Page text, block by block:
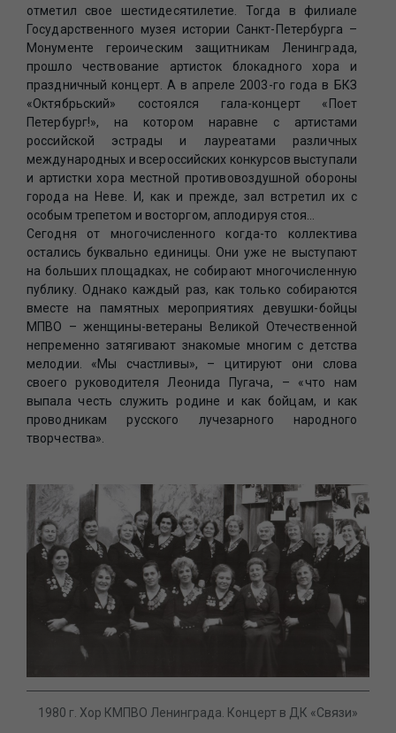
отметил свое шестидесятилетие. Тогда в филиале
Государственного музея истории Санкт-Петербурга –
Монументе героическим защитникам Ленинграда,
прошло чествование артисток блокадного хора и
праздничный концерт. А в апреле 2003-го года в БКЗ
«Октябрьский» состоялся гала-концерт «Поет
Петербург!», на котором наравне с артистами
российской эстрады и лауреатами различных
международных и всероссийских конкурсов выступали
и артистки хора местной противовоздушной обороны
города на Неве. И, как и прежде, зал встретил их с
особым трепетом и восторгом, аплодируя стоя…
Сегодня от многочисленного когда-то коллектива
остались буквально единицы. Они уже не выступают
на больших площадках, не собирают многочисленную
публику. Однако каждый раз, как только собираются
вместе на памятных мероприятиях девушки-бойцы
МПВО – женщины-ветераны Великой Отечественной
непременно затягивают знакомые многим с детства
мелодии. «Мы счастливы», – цитируют они слова
своего руководителя Леонида Пугача, – «что нам
выпала честь служить родине и как бойцам, и как
проводникам русского лучезарного народного
творчества».
1980 г. Хор КМПВО Ленинграда. Концерт в ДК «Связи»